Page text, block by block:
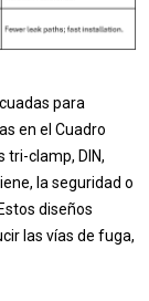
para
en el Cuadro
tri-clamp, DIN,
la seguridad o
diseños
las vías de fuga,